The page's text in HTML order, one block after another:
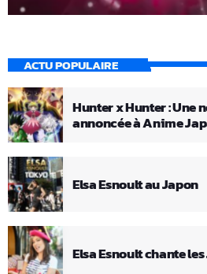
ACTU POPULAIRE
Hunter x Hunter : Une
annoncée à Anime
Elsa Esnoult au Japon
Elsa Esnoult chante